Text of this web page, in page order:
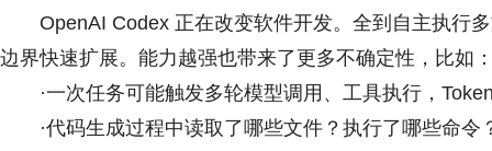
OpenAI Codex 正在改变软件开发。全到自主执行
边界快速扩展。能力越强也带来了更多不确定性，比如
·一次任务可能触发多轮模型调用、工具执行，
·代码生成过程中读取了哪些文件？执行了哪些命